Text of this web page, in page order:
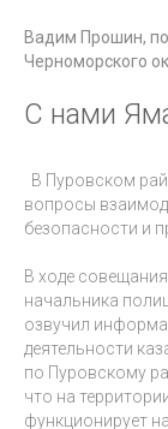
Вадим Прошин,
Черноморского
С нами
В Пуровском
вопросы
безопасности и
В ходе
начальника
озвучил
деятельности
по Пуровскому
что на
функционирует